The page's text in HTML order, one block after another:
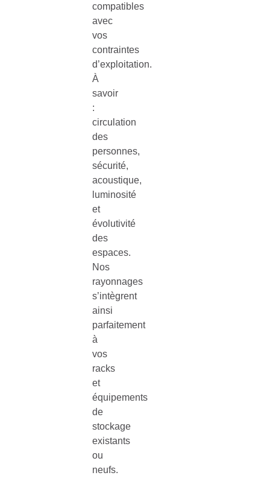
compatibles
avec
vos
contraintes
d’exploitation.
À
savoir
:
circulation
des
personnes,
sécurité,
acoustique,
luminosité
et
évolutivité
des
espaces.
Nos
rayonnages
s’intègrent
ainsi
parfaitement
à
vos
racks
et
équipements
de
stockage
existants
ou
neufs.